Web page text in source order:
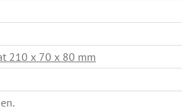
210 x 70 x 80 mm